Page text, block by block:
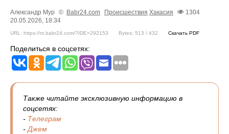
Александр Мур © Babr24.com Происшествия Хакасия
1304
20.05.2026, 18:34
URL: https://m.babr24.com/?IDE=292153 Bytes: 513 / 432 Скачать PDF
Поделиться в соцсетях:
Также читайте эксклюзивную информацию в
соцсетях:
- Телеграм
- Джем